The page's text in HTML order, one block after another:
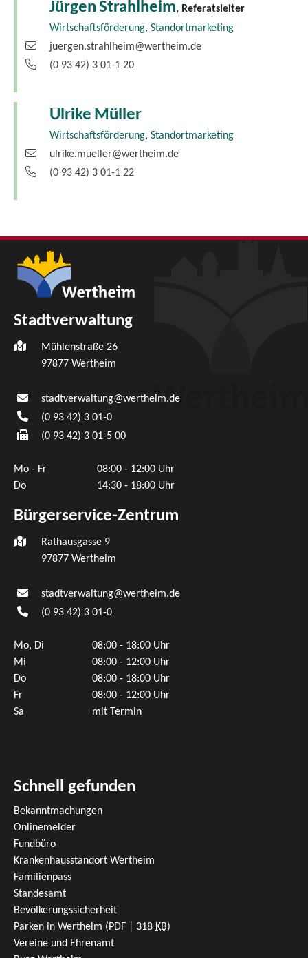
JürgenStrahlheim, Referatsleiter
Wirtschaftsförderung, Standortmarketing
juergen.strahlheim@wertheim.de
(0 93 42) 3 01-1 20
Ulrike Müller
Wirtschaftsförderung, Standortmarketing
ulrike.mueller@wertheim.de
(0 93 42) 3 01-1 22
Stadtverwaltung
Mühlenstraße 26
97877 Wertheim
stadtverwaltung@wertheim.de
(0 93 42) 3 01-0
(0 93 42) 3 01-5 00
Mo - Fr
08:00 - 12:00 Uhr
Do
14:30 - 18:00 Uhr
Bürgerservice-Zentrum
Rathausgasse 9
97877 Wertheim
stadtverwaltung@wertheim.de
(0 93 42) 3 01-0
Mo, Di
08:00 - 18:00 Uhr
Mi
08:00 - 12:00 Uhr
Do
08:00 - 18:00 Uhr
Fr
08:00 - 12:00 Uhr
Sa
mit Termin
Schnell gefunden
Bekanntmachungen
Onlinemelder
Fundbüro
Krankenhausstandort Wertheim
Familienpass
Standesamt
Bevölkerungssicherheit
Parken in Wertheim (PDF | 318 KB)
Vereine und Ehrenamt